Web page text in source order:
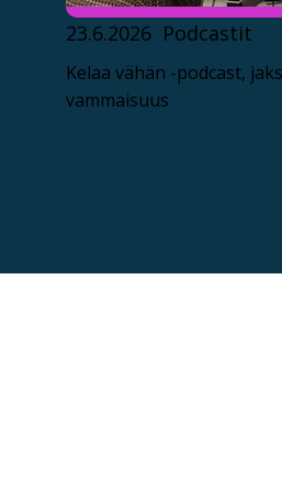
23.6.2026 Podcastit
Kelaa vähän -podcast,
vammaisuus